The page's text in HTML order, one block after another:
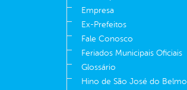
Empresa
Ex-Prefeitos
Fale Conosco
Feriados Municipais Oficiais
Glossário
Hino de São José do